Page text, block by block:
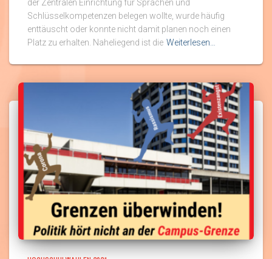
der Zentralen Einrichtung für Sprachen und
Schlüsselkompetenzen belegen wollte, wurde häufig
enttäuscht oder konnte nicht damit planen noch einen
Platz zu erhalten. Naheliegend ist die Weiterlesen…